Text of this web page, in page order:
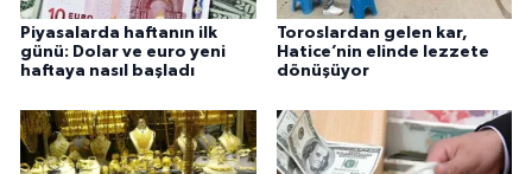
Piyasalarda haftanın ilk
günü: Dolar ve euro yeni
haftaya nasıl başladı
Toroslardan gelen kar,
Hatice’nin elinde lezzete
dönüşüyor